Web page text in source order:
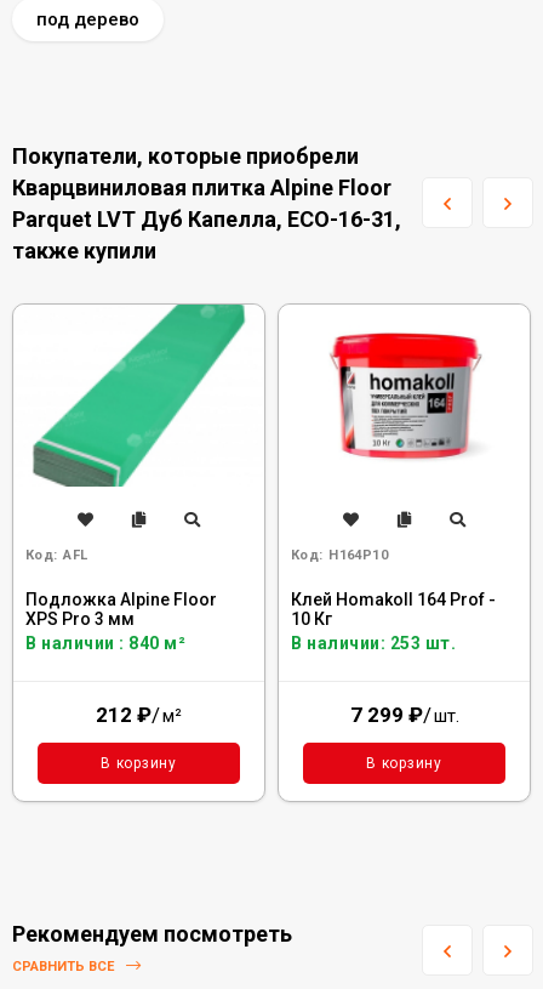
под дерево
Покупатели, которые приобрели
Кварцвиниловая плитка Alpine Floor
Parquet LVT Дуб Капелла, ECO-16-31,
также купили
Код: AFL
Подложка Alpine Floor
XPS Pro 3 мм
В наличии : 840 м²
212 ₽/м²
В корзину
Код: H164P10
Клей Homakoll 164 Prof -
10 Кг
В наличии: 253 шт.
7 299 ₽/шт.
В корзину
Рекомендуем посмотреть
СРАВНИТЬ ВСЕ